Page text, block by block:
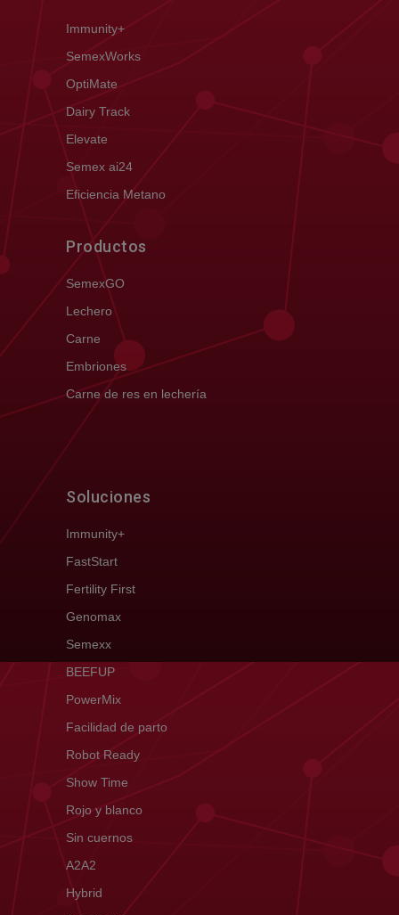
Immunity+
SemexWorks
OptiMate
Dairy Track
Elevate
Semex ai24
Eficiencia Metano
Productos
SemexGO
Lechero
Carne
Embriones
Carne de res en lechería
Soluciones
Immunity+
FastStart
Fertility First
Genomax
Semexx
BEEFUP
PowerMix
Facilidad de parto
Robot Ready
Show Time
Rojo y blanco
Sin cuernos
A2A2
Hybrid